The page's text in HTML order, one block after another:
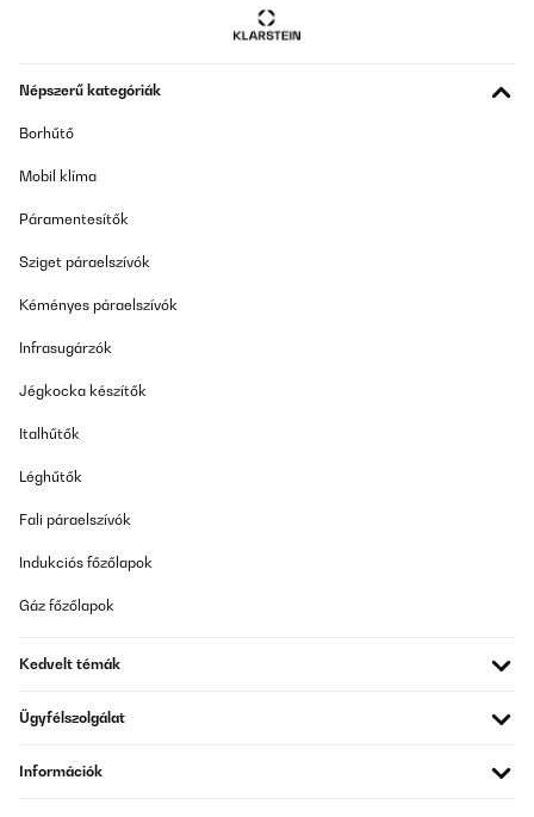
Me gusta mucho es bonito fácil de limpiar tiene buena
capacidad, no hace ruido, lo recomiendo.
Fordítsd le
Seitenpedal hätten, damit man nicht bückend die Schubladen
beim Verkäufer konnte das Problem gelöst werden. Alles
kann es nur weiter empfehlen.
Amazon-Benutzer
Perfekt, genau wie beschrieben.
Népszerű kategóriák
Borhűtő
Mobil klíma
Páramentesítők
Sziget páraelszívók
Kéményes páraelszívók
Infrasugárzók
Jégkocka készítők
Italhűtők
Léghűtők
Fali páraelszívók
Indukciós főzőlapok
Gáz főzőlapok
Kedvelt témák
Ügyfélszolgálat
Információk